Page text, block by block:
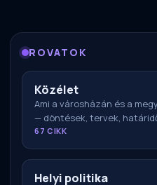
ROVATOK
Közélet
Ami a városházán és a
— döntések, tervek,
67 CIKK
Helyi politika